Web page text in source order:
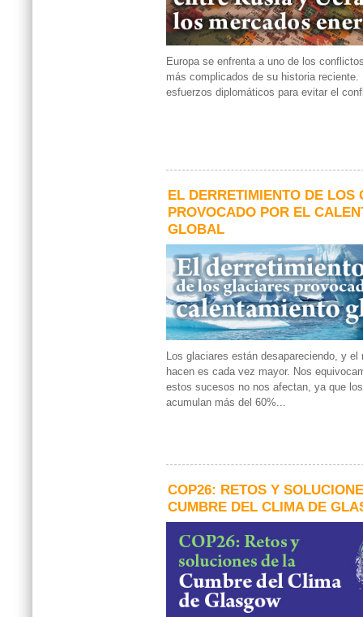
Europa se enfrenta a uno de los
más complicados de su historia reciente.
esfuerzos diplomáticos para evitar el
EL DERRETIMIENTO DE LOS
PROVOCADO POR EL
GLOBAL
Los glaciares están desapareciendo, y el
hacen es cada vez mayor. Nos
estos sucesos no nos afectan, ya que
acumulan más del 60%...
COP26: RETOS Y
CUMBRE DEL CLIMA DE